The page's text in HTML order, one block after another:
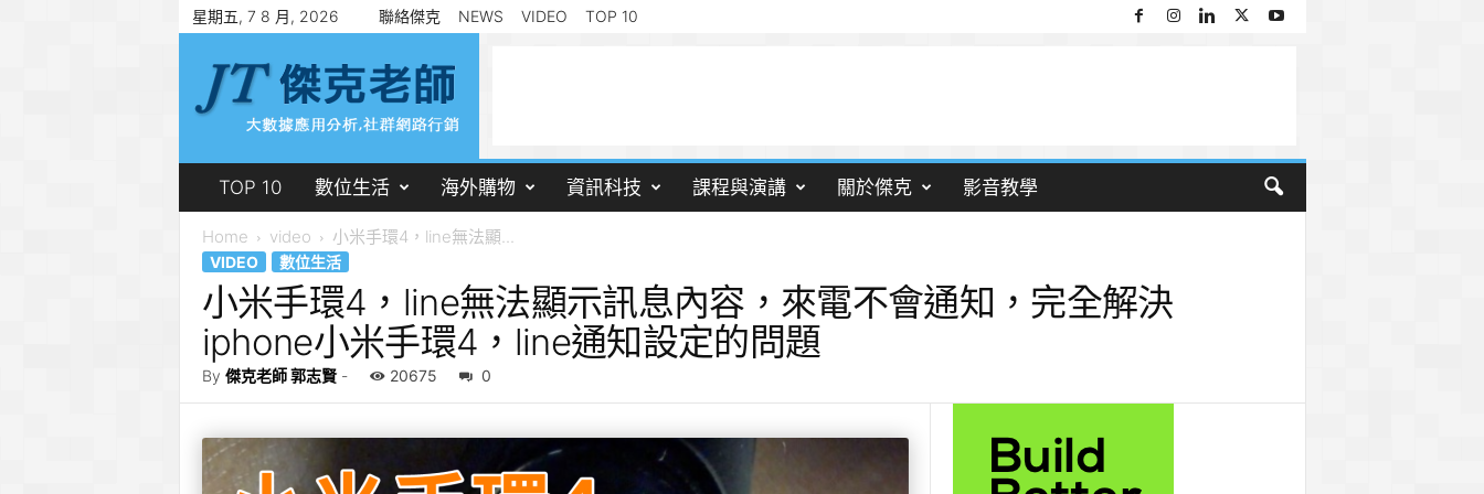
星期五, 7 8 月, 2026 聯絡傑克 NEWS VIDEO TOP 10
TOP 10 數位生活 海外購物 資訊科技 課程與演講 關於傑克 影音教學
Home video 小米手環4，line無法顯...
VIDEO 數位生活
小米手環4，line無法顯示訊息內容，來電不會通知，完全解決
iphone小米手環4，line通知設定的問題
By 傑克老師 郭志賢- 20675 0